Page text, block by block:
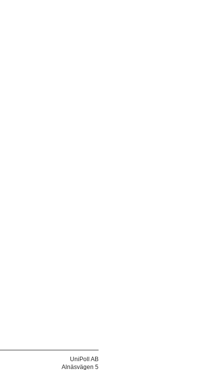
UniPoll AB
Alnäsvägen 5